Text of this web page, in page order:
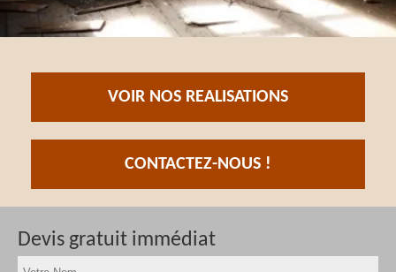
VOIR NOS REALISATIONS
CONTACTEZ-NOUS !
Devis gratuit immédiat